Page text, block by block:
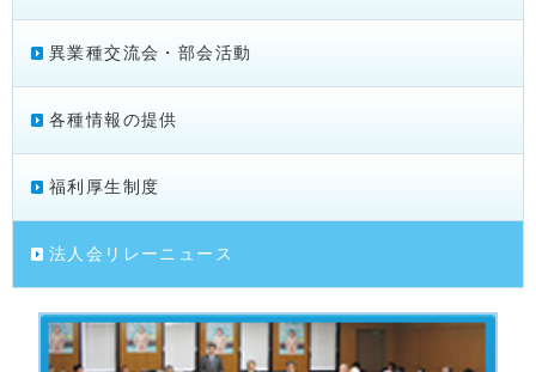
異業種交流会・部会活動
各種情報の提供
福利厚生制度
法人会リレーニュース